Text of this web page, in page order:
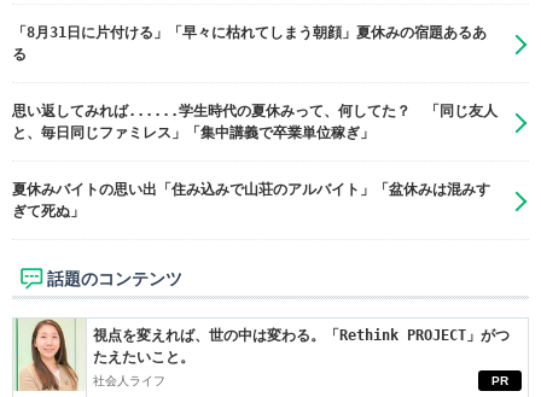
「8月31日に片付ける」「早々に枯れてしまう朝顔」夏休みの宿題あるあ
る
思い返してみれば......学生時代の夏休みって、何してた？ 「同じ友人
と、毎日同じファミレス」「集中講義で卒業単位稼ぎ」
夏休みバイトの思い出「住み込みで山荘のアルバイト」「盆休みは混みす
ぎて死ぬ」
話題のコンテンツ
PR
視点を変えれば、世の中は変わる。「Rethink PROJECT」がつ
たえたいこと。
社会人ライフ